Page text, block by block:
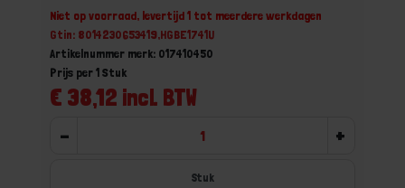
Niet op voorraad, levertijd 1 tot meerdere werkdagen
Gtin: 8014230653419,HGBE1741U
Artikelnummer merk: 017410450
€ 38,12 incl. BTW
Prijs per 1 Stuk
- +
Stuk